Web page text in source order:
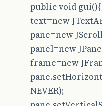
public void gui(){
text=new
pane=new
panel=new
frame=new
NEVER);